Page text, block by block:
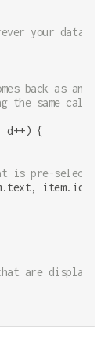
your data is
back as an
the same
d++) {
is pre-selected
item.id,
are displayed